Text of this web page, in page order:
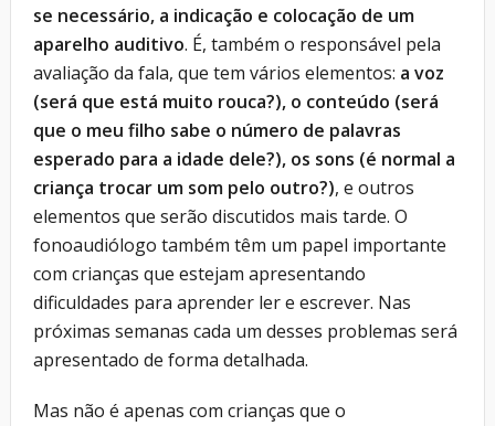
se necessário, a indicação e colocação de um
aparelho auditivo. É, também o responsável pela
avaliação da fala, que tem vários elementos: a voz
(será que está muito rouca?), o conteúdo (será
que o meu filho sabe o número de palavras
esperado para a idade dele?), os sons (é normal a
criança trocar um som pelo outro?), e outros
elementos que serão discutidos mais tarde. O
fonoaudiólogo também têm um papel importante
com crianças que estejam apresentando
dificuldades para aprender ler e escrever. Nas
próximas semanas cada um desses problemas será
apresentado de forma detalhada.
Mas não é apenas com crianças que o